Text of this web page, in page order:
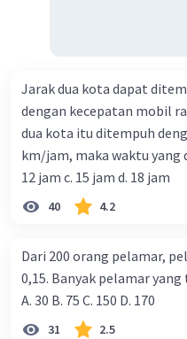
Jarak dua kota dapat
dengan kecepatan mobil
dua kota itu ditempuh
km/jam, maka waktu yang
12 jam c. 15 jam d. 18 jam
40 4.2
Dari 200 orang pelamar,
0,15. Banyak pelamar
A. 30 B. 75 C. 150 D. 170
31 2.5